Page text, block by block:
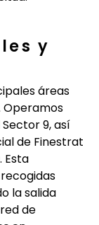
y
áreas
Operamos
9, así
de Finestrat
Esta
la salida
de